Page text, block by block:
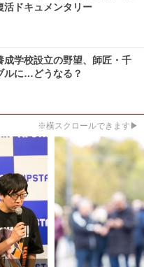
活ドキュメンタリー
成学校設立の野望、師匠・千
ルに…どうなる？
※横スクロールできます▶